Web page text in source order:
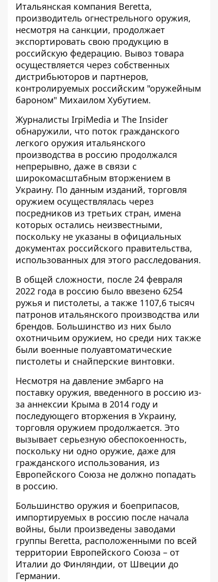
Итальянская компания Beretta,
производитель огнестрельного оружия,
несмотря на санкции, продолжает
экспортировать свою продукцию в
российскую федерацию. Вывоз товара
осуществляется через собственных
дистрибьюторов и партнеров,
контролируемых российским "оружейным
бароном" Михаилом Хубутием.
Журналисты IrpiMedia и The Insider
обнаружили, что поток гражданского
легкого оружия итальянского
производства в россию продолжался
непрерывно, даже в связи с
широкомасштабным вторжением в
Украину. По данным изданий, торговля
оружием осуществлялась через
посредников из третьих стран, имена
которых остались неизвестными,
поскольку не указаны в официальных
документах российского правительства,
использованных для этого расследования.
В общей сложности, после 24 февраля
2022 года в россию было ввезено 6254
ружья и пистолеты, а также 1107,6 тысяч
патронов итальянского производства или
брендов. Большинство из них было
охотничьим оружием, но среди них также
были военные полуавтоматические
пистолеты и снайперские винтовки.
Несмотря на давление эмбарго на
поставку оружия, введенного в россию из-
за аннексии Крыма в 2014 году и
последующего вторжения в Украину,
торговля оружием продолжается. Это
вызывает серьезную обеспокоенность,
поскольку ни одно оружие, даже для
гражданского использования, из
Европейского Союза не должно попадать
в россию.
Большинство оружия и боеприпасов,
импортируемых в россию после начала
войны, были произведены заводами
группы Beretta, расположенными по всей
территории Европейского Союза – от
Италии до Финляндии, от Швеции до
Германии.